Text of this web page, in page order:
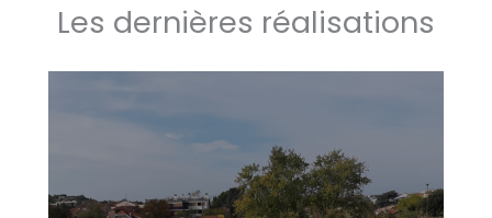
Les dernières réalisations